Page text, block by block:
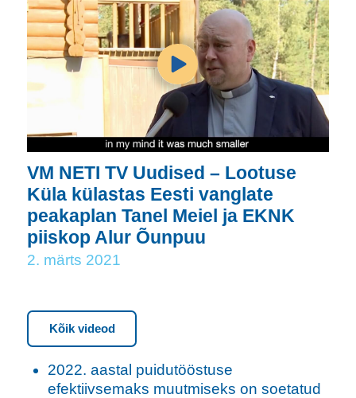
VM NETI TV Uudised – Lootuse
Küla külastas Eesti vanglate
peakaplan Tanel Meiel ja EKNK
piiskop Alur Õunpuu
2. märts 2021
Kõik videod
2022. aastal puidutööstuse
efektiivsemaks muutmiseks on soetatud